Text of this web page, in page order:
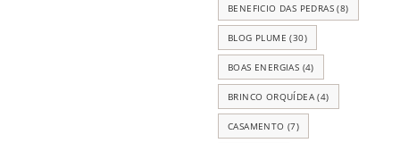
BENEFICIO DAS PEDRAS (8)
BLOG PLUME (30)
BOAS ENERGIAS (4)
BRINCO ORQUÍDEA (4)
CASAMENTO (7)